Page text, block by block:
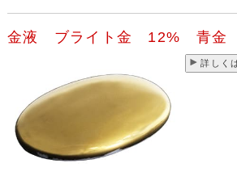
金液 ブライト金 12% 青金
詳しく